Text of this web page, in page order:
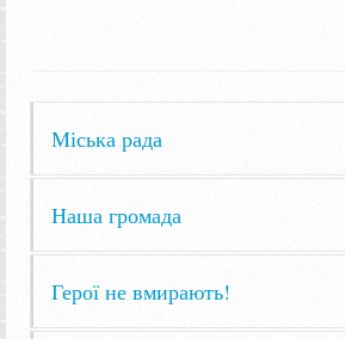
Міська рада
Наша громада
Герої не вмирають!